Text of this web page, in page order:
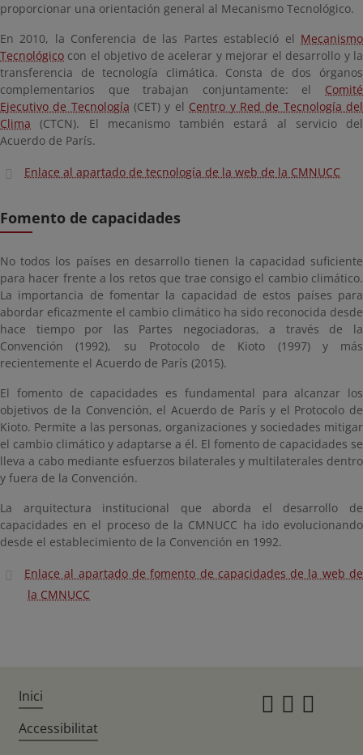
proporcionar una orientación general al Mecanismo Tecnológico.
En 2010, la Conferencia de las Partes estableció el Mecanismo
Tecnológico con el objetivo de acelerar y mejorar el desarrollo y la
transferencia de tecnología climática. Consta de dos órganos
complementarios que trabajan conjuntamente: el Comité
Ejecutivo de Tecnología (CET) y el Centro y Red de Tecnología del
Clima (CTCN). El mecanismo también estará al servicio del
Acuerdo de París.
Enlace al apartado de tecnología de la web de la CMNUCC
Fomento de capacidades
No todos los países en desarrollo tienen la capacidad suficiente
para hacer frente a los retos que trae consigo el cambio climático.
La importancia de fomentar la capacidad de estos países para
abordar eficazmente el cambio climático ha sido reconocida desde
hace tiempo por las Partes negociadoras, a través de la
Convención (1992), su Protocolo de Kioto (1997) y más
recientemente el Acuerdo de París (2015).
El fomento de capacidades es fundamental para alcanzar los
objetivos de la Convención, el Acuerdo de París y el Protocolo de
Kioto. Permite a las personas, organizaciones y sociedades mitigar
el cambio climático y adaptarse a él. El fomento de capacidades se
lleva a cabo mediante esfuerzos bilaterales y multilaterales dentro
y fuera de la Convención.
La arquitectura institucional que aborda el desarrollo de
capacidades en el proceso de la CMNUCC ha ido evolucionando
desde el establecimiento de la Convención en 1992.
Enlace al apartado de fomento de capacidades de la web de
la CMNUCC
Inici
Accessibilitat